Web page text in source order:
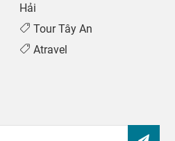
Hải
Tour Tây An
Atravel